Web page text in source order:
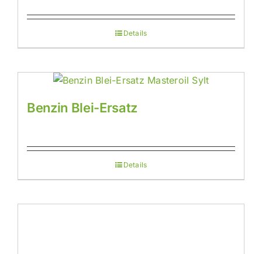
Details
Benzin Blei-Ersatz
Details